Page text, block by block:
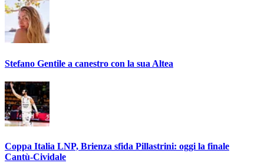
Stefano Gentile a canestro con la sua Altea
Coppa Italia LNP, Brienza sfida Pillastrini: oggi la finale
Cantù-Cividale